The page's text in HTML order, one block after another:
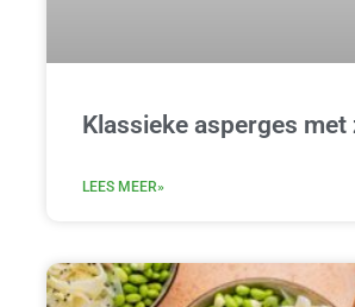
Klassieke asperges met
LEES MEER»